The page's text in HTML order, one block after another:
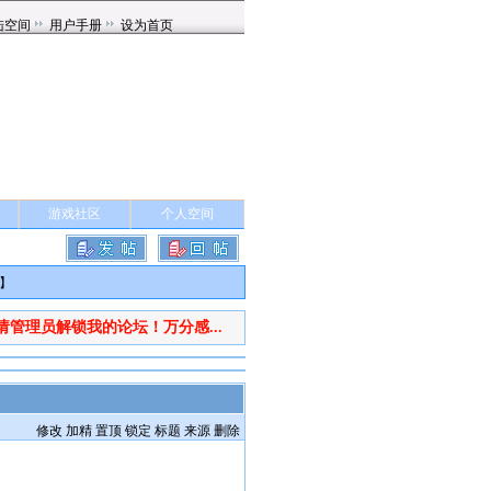
游戏社区 个人空间
管理员解锁我的论坛！万分感...
修改 加精 置顶 锁定 标题 来源 删除